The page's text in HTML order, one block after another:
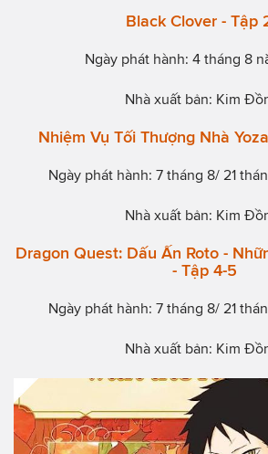
Black Clover - Tập
Ngày phát hành: 4 tháng 8
Nhà xuất bản: Kim
Nhiệm Vụ Tối Thượng Nhà
Ngày phát hành: 7 tháng 8/ 21
Nhà xuất bản: Kim
Dragon Quest: Dấu Ấn Roto -
- Tập 4-5
Ngày phát hành: 7 tháng 8/ 21
Nhà xuất bản: Kim